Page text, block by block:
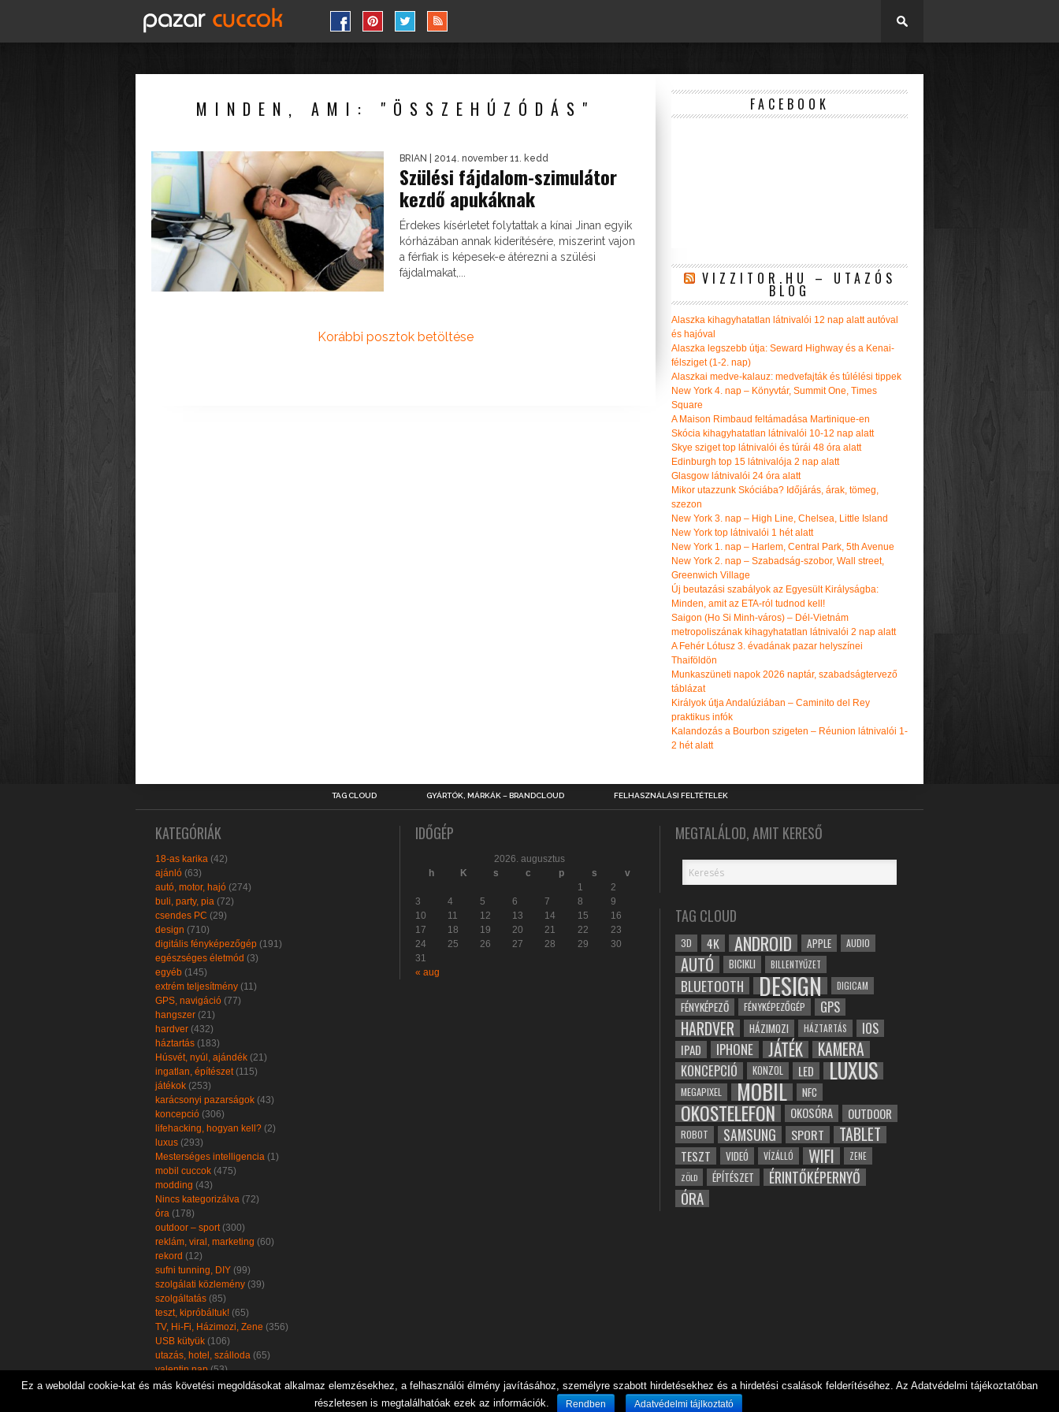
MINDEN, AMI: "ÖSSZEHÚZÓDÁS"
BRIAN | 2014. november 11. kedd
Szülési fájdalom-szimulátor
kezdő apukáknak
Érdekes kísérletet folytattak a kínai Jinan egyik
kórházában annak kiderítésére, miszerint vajon
a férfiak is képesek-e átérezni a szülési
fájdalmakat,...
Korábbi posztok betöltése
FACEBOOK
VIZZITOR.HU – UTAZÓS
BLOG
Alaszka kihagyhatatlan látnivalói 12 nap alatt autóval
és hajóval
Alaszka legszebb útja: Seward Highway és a Kenai-
félsziget (1-2. nap)
Alaszkai medve-kalauz: medvefajták és túlélési tippek
New York 4. nap – Könyvtár, Summit One, Times
Square
A Maison Rimbaud feltámadása Martinique-en
Skócia kihagyhatatlan látnivalói 10-12 nap alatt
Skye sziget top látnivalói és túrái 48 óra alatt
Edinburgh top 15 látnivalója 2 nap alatt
Glasgow látnivalói 24 óra alatt
Mikor utazzunk Skóciába? Időjárás, árak, tömeg,
szezon
New York 3. nap – High Line, Chelsea, Little Island
New York top látnivalói 1 hét alatt
New York 1. nap – Harlem, Central Park, 5th Avenue
New York 2. nap – Szabadság-szobor, Wall street,
Greenwich Village
Új beutazási szabályok az Egyesült Királyságba:
Minden, amit az ETA-ról tudnod kell!
Saigon (Ho Si Minh-város) – Dél-Vietnám
metropoliszának kihagyhatatlan látnivalói 2 nap alatt
A Fehér Lótusz 3. évadának pazar helyszínei
Thaiföldön
Munkaszüneti napok 2026 naptár, szabadságtervező
táblázat
Királyok útja Andalúziában – Caminito del Rey
praktikus infók
Kalandozás a Bourbon szigeten – Réunion látnivalói 1-
2 hét alatt
TAG CLOUD GYÁRTÓK, MÁRKÁK – BRANDCLOUD FELHASZNÁLÁSI FELTÉTELEK
KATEGÓRIÁK
18-as karika (42)
ajánló (63)
autó, motor, hajó (274)
buli, party, pia (72)
csendes PC (29)
design (710)
digitális fényképezőgép (191)
egészséges életmód (3)
egyéb (145)
extrém teljesítmény (11)
GPS, navigáció (77)
hangszer (21)
hardver (432)
háztartás (183)
Húsvét, nyúl, ajándék (21)
ingatlan, építészet(115)
játékok (253)
karácsonyi pazarságok (43)
koncepció (306)
lifehacking, hogyan kell? (2)
luxus (293)
Mesterséges intelligencia (1)
mobil cuccok (475)
modding (43)
Nincs kategorizálva (72)
óra (178)
outdoor – sport(300)
reklám, viral, marketing (60)
rekord (12)
sufni tunning, DIY (99)
szolgálati közlemény (39)
szolgáltatás (85)
teszt, kipróbáltuk! (65)
TV, Hi-Fi, Házimozi, Zene (356)
USB kütyük (106)
utazás, hotel, szálloda (65)
valentin nap(53)
zöld, öko, környezetbarát(102)
IDŐGÉP
2026. augusztus
h
K s c p s
v
1
2
3
4 5 6 7 8
9
10
11 12 13 14 15
16
17
18 19 20 21 22
23
24
25 26 27 28 29
30
31
« aug
MEGTALÁLOD, AMIT KERESŐ
TAG CLOUD
3D 4K ANDROID APPLE AUDIO
AUTÓ BICIKLI BILLENTYŰZET
BLUETOOTH DESIGN DIGICAM
FÉNYKÉPEZŐ FÉNYKÉPEZŐGÉP GPS
HARDVER HÁZIMOZI HÁZTARTÁS IOS
IPAD IPHONE JÁTÉK KAMERA
KONCEPCIÓ KONZOL LED LUXUS
MEGAPIXEL MOBIL NFC
OKOSTELEFON OKOSÓRA OUTDOOR
ROBOT SAMSUNG SPORT TABLET
TESZT VIDEÓ VÍZÁLLÓ WIFI
ZENE
ZÖLD
ÉPÍTÉSZET ÉRINTŐKÉPERNYŐ
ÓRA
Ez a weboldal cookie-kat és más követési megoldásokat alkalmaz elemzésekhez, a felhasználói élmény javításához, személyre szabott hirdetésekhez és a hirdetési csalások felderítéséhez. Az Adatvédelmi tájékoztatóban
részletesen is megtalálhatóak ezek az információk.
Rendben Adatvédelmi tájlkoztató